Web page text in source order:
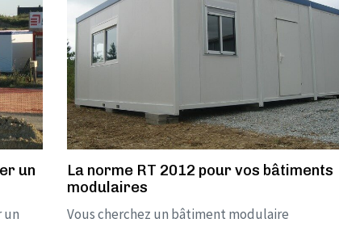
un
un
La norme RT 2012 pour vos bâtiments
modulaires
Vous cherchez un bâtiment modulaire